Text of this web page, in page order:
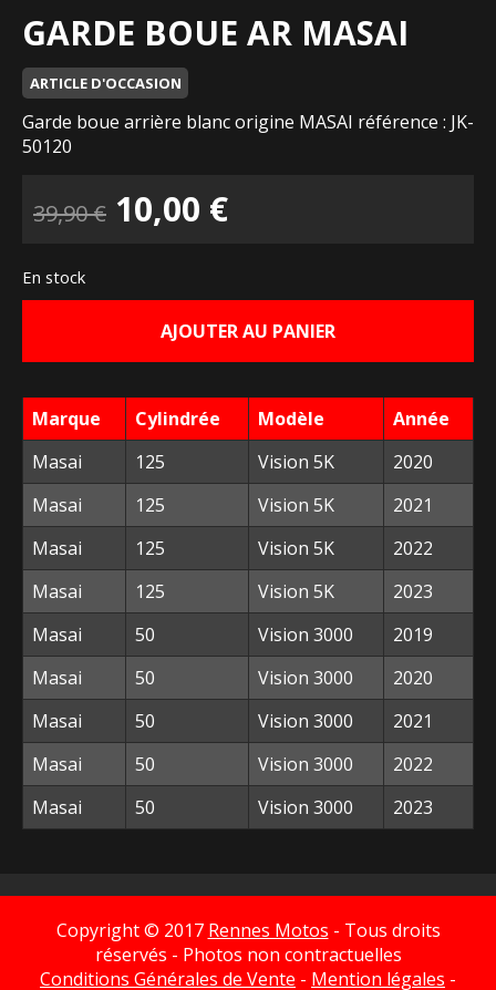
GARDE BOUE AR MASAI
ARTICLE D'OCCASION
Garde boue arrière blanc origine MASAI référence : JK-
50120
39,90€ Le
initial
était :
39,90 €.
10,00 €Le
actuel
est :
10,00 €.
En stock
AJOUTER AU PANIER
Marque Cylindrée Modèle
Année
Masai
125 Vision 5K
2020
Masai
125 Vision 5K
2021
Masai
125 Vision 5K
2022
Masai
125 Vision 5K
2023
Masai
50 Vision 3000
2019
Masai
50 Vision 3000
2020
Masai
50 Vision 3000
2021
Masai
50 Vision 3000
2022
Masai
50 Vision 3000 2023
Copyright © 2017 Rennes Motos - Tous droits
réservés - Photos non contractuelles
Conditions Générales de Vente - Mention légales -